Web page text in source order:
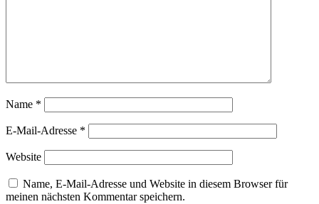
Name *
E-Mail-Adresse *
Website
Name, E-Mail-Adresse und Website in diesem Browser für
meinen nächsten Kommentar speichern.